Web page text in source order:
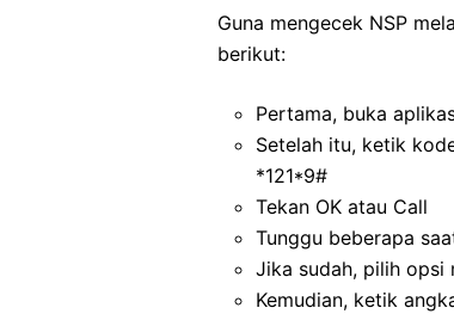
Guna mengecek NSP
berikut:
Pertama, buka
Setelah itu, ketik
*121*9#
Tekan OK atau Call
Tunggu beberapa
Jika sudah, pilih
Kemudian, ketik